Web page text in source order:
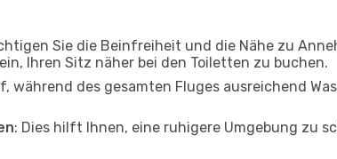
Sie die Beinfreiheit und die Nähe zu
Ihren Sitz näher bei den Toiletten zu buchen.
während des gesamten Fluges ausreichend
: Dies hilft Ihnen, eine ruhigere Umgebung zu